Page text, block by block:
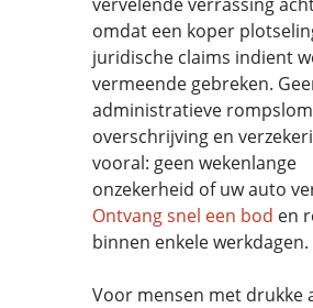
omdat een koper
juridische claims indient
vermeende gebreken.
administratieve
overschrijving en
vooral: geen wekenlange
onzekerheid of uw auto
Ontvang snel een bod en
binnen enkele werkdagen.
Voor mensen met drukke